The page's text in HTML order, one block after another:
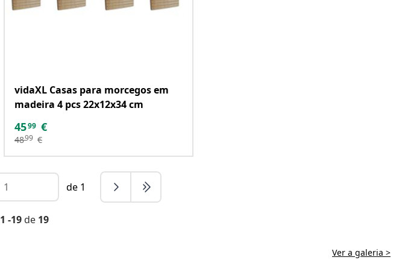
vidaXL Casas para morcegos em
madeira 4 pcs 22x12x34 cm
4599 €
4899 €
de 1
1 -19de 19
Ver a galeria >